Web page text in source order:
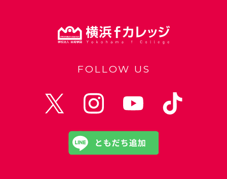
FOLLOW US